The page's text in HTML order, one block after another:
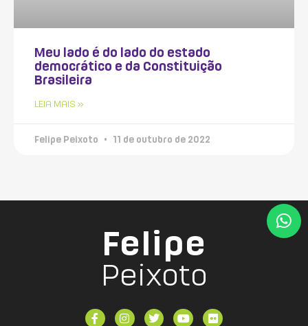
Meu lado é do lado do estado
democrático e da Constituição
Brasileira
LEIA MAIS »
Felipe Peixoto 11 de outubro de 2022
Felipe
Peixoto